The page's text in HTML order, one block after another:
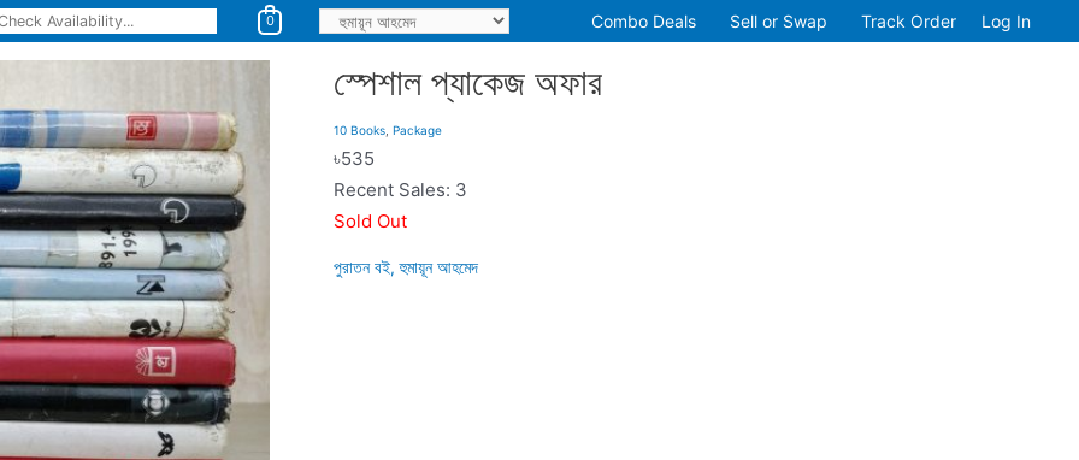
0 Combo Deals Sell or Swap Track Order Log In
স্পেশাল প্যাকেজ অফার
10 Books, Package
৳535
Recent Sales: 3
Sold Out
পুরাতন বই,হুমায়ূন আহমেদ